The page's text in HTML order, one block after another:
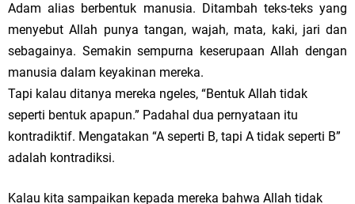
Adam alias berbentuk manusia. Ditambah teks-teks yang
menyebut Allah punya tangan, wajah, mata, kaki, jari dan
sebagainya. Semakin sempurna keserupaan Allah dengan
manusia dalam keyakinan mereka.
Tapi kalau ditanya mereka ngeles, “Bentuk Allah tidak
seperti bentuk apapun.” Padahal dua pernyataan itu
kontradiktif. Mengatakan “A seperti B, tapi A tidak seperti B”
adalah kontradiksi.
Kalau kita sampaikan kepada mereka bahwa Allah tidak